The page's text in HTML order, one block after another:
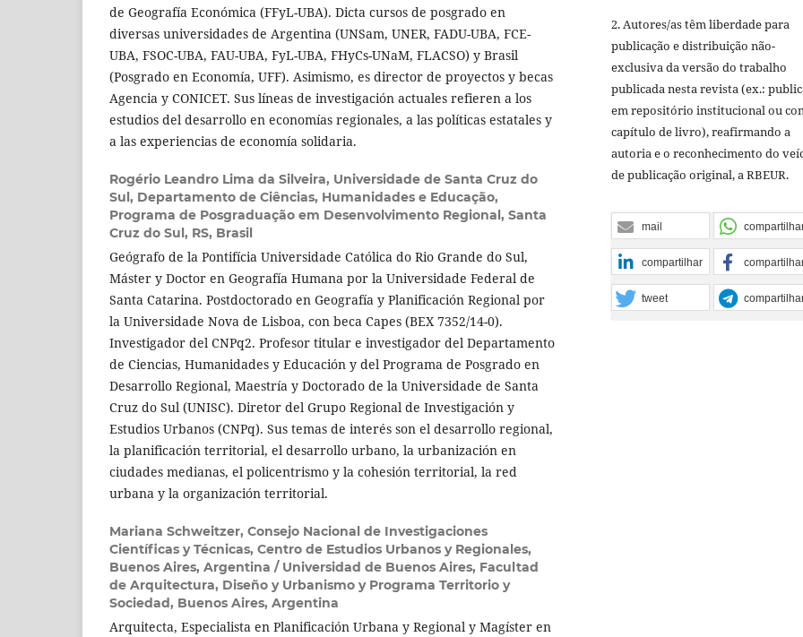
de Geografía Económica (FFyL-UBA). Dicta cursos de posgrado en
diversas universidades de Argentina (UNSam, UNER, FADU-UBA, FCE-
UBA, FSOC-UBA, FAU-UBA, FyL-UBA, FHyCs-UNaM, FLACSO) y Brasil
(Posgrado en Economía, UFF). Asimismo, es director de proyectos y becas
Agencia y CONICET. Sus líneas de investigación actuales refieren a los
estudios del desarrollo en economías regionales, a las políticas estatales y
a las experiencias de economía solidaria.
Rogério Leandro Lima da Silveira, Universidade de Santa Cruz do
Sul, Departamento de Ciências, Humanidades e Educação,
Programa de Posgraduação em Desenvolvimento Regional, Santa
Cruz do Sul, RS, Brasil
Geógrafo de la Pontifícia Universidade Católica do Rio Grande do Sul,
Máster y Doctor en Geografía Humana por la Universidade Federal de
Santa Catarina. Postdoctorado en Geografía y Planificación Regional por
la Universidade Nova de Lisboa, con beca Capes (BEX 7352/14-0).
Investigador del CNPq2. Profesor titular e investigador del Departamento
de Ciencias, Humanidades y Educación y del Programa de Posgrado en
Desarrollo Regional, Maestría y Doctorado de la Universidade de Santa
Cruz do Sul (UNISC). Diretor del Grupo Regional de Investigación y
Estudios Urbanos (CNPq). Sus temas de interés son el desarrollo regional,
la planificación territorial, el desarrollo urbano, la urbanización en
ciudades medianas, el policentrismo y la cohesión territorial, la red
urbana y la organización territorial.
Mariana Schweitzer, Consejo Nacional de Investigaciones
Científicas y Técnicas, Centro de Estudios Urbanos y Regionales,
Buenos Aires, Argentina / Universidad de Buenos Aires, Facultad
de Arquitectura, Diseño y Urbanismo y Programa Territorio y
Sociedad, Buenos Aires, Argentina
Arquitecta, Especialista en Planificación Urbana y Regional y Magíster en
2. Autores/as têm liberdade para
publicação e distribuição não-
exclusiva da versão do trabalho
publicada nesta revista (ex.:
em repositório institucional ou
capítulo de livro), reafirmando a
autoria e o reconhecimento do
de publicação original, a RBEUR.
mail
compartilhar
tweet